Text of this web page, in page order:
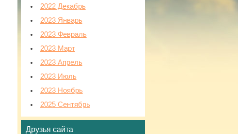
2022 Декабрь
2023 Январь
2023 Февраль
2023 Март
2023 Апрель
2023 Июль
2023 Ноябрь
2025 Сентябрь
Друзья сайта